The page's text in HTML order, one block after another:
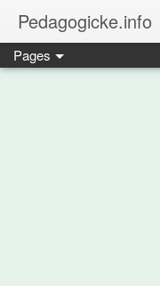
Pedagogicke.info
Pages